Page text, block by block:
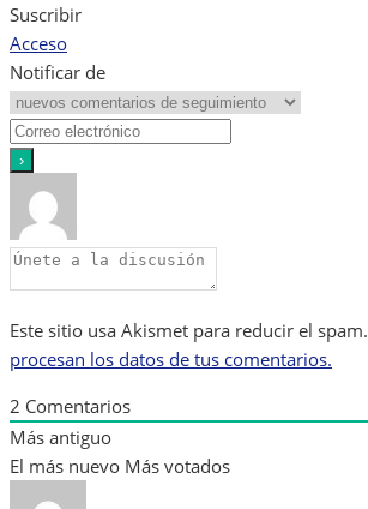
entradas
Suscribir
Acceso
Notificar de
Este sitio usa Akismet para reducir el spam.
procesan los datos de tus comentarios.
2 Comentarios
Más antiguo
El más nuevo Más votados